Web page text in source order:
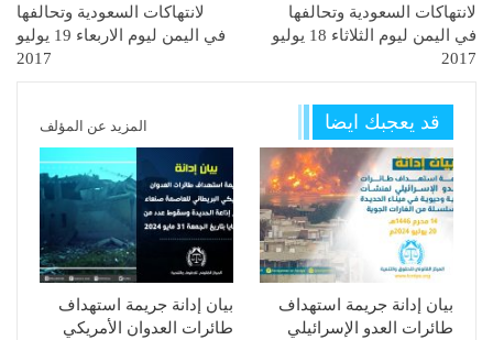
لانتهاكات السعودية وتحالفها
في اليمن ليوم الثلاثاء 18 يوليو
2017
لانتهاكات السعودية وتحالفها
في اليمن ليوم الاربعاء 19 يوليو
2017
قد يعجبك ايضا المزيد عن المؤلف
بيان إدانة جريمة استهداف
طائرات العدو الإسرائيلي
بيان إدانة جريمة استهداف
طائرات العدوان الأمريكي